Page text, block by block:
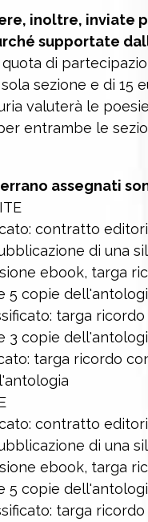
inoltre, inviate
supportate
di
sezione e di 15
valuterà le
entrambe le
assegnati
contratto
di una
ebook, targa
5 copie
targa ricordo
3 copie
targa ricordo
contratto
di una
ebook, targa
5 copie
targa ricordo